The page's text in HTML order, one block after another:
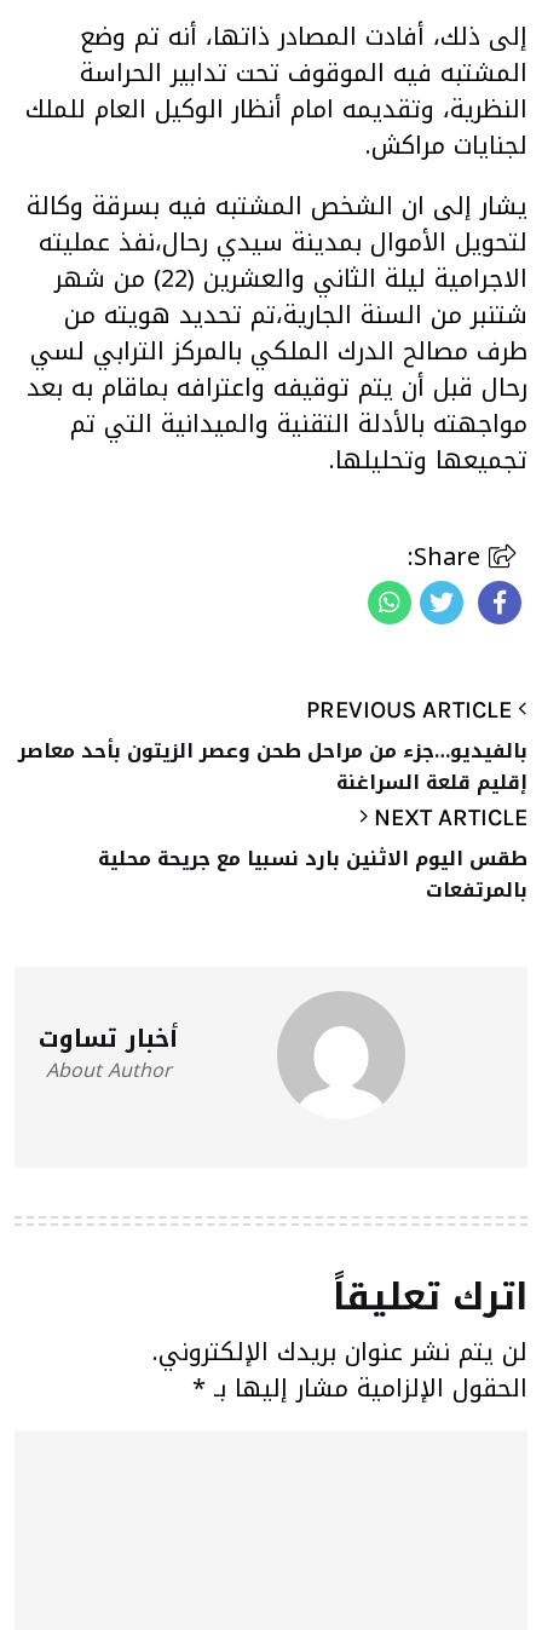
إلى ذلك، أفادت المصادر ذاتها، أنه تم وضع
المشتبه فيه الموقوف تحت تدابير الحراسة
النظرية، وتقديمه امام أنظار الوكيل العام للملك
لجنايات مراكش.
يشار إلى ان الشخص المشتبه فيه بسرقة وكالة
لتحويل الأموال بمدينة سيدي رحال،نفذ عمليته
الاجرامية ليلة الثاني والعشرين (22) من شهر
شتنبر من السنة الجارية،تم تحديد هويته من
طرف مصالح الدرك الملكي بالمركز الترابي لسي
رحال قبل أن يتم توقيفه واعترافه بماقام به بعد
مواجهته بالأدلة التقنية والميدانية التي تم
تجميعها وتحليلها.
بالفيديو…جزء من مراحل طحن وعصر الزيتون بأحد معاصر
إقليم قلعة السراغنة
NEXT ARTICLE
طقس اليوم الاثنين بارد نسبيا مع جريحة محلية
بالمرتفعات
أخبار تساوت
About Author
اترك تعليقاً
لن يتم نشر عنوان بريدك الإلكتروني.
الحقول الإلزامية مشار إليها بـ *